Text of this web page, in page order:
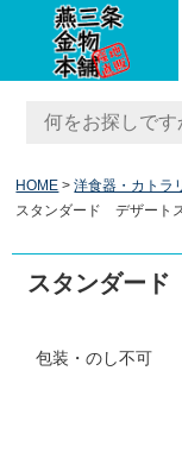
HOME 洋食器・カトラ
スタンダード デザート
スタンダー
包装・のし不可